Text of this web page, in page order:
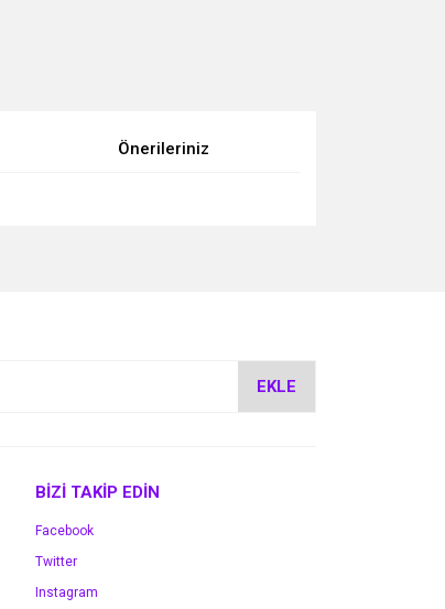
Önerileriniz
EKLE
BİZİ TAKİP EDİN
Facebook
Twitter
Instagram